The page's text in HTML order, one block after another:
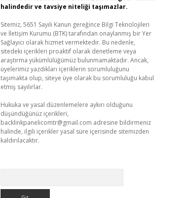
halindedir ve tavsiye niteliği taşımazlar.
Sitemiz, 5651 Sayılı Kanun gereğince Bilgi Teknolojileri
ve İletişim Kurumu (BTK) tarafından onaylanmış bir Yer
Sağlayıcı olarak hizmet vermektedir. Bu nedenle,
sitedeki içerikleri proaktif olarak denetleme veya
araştırma yükümlülüğümüz bulunmamaktadır. Ancak,
üyelerimiz yazdıkları içeriklerin sorumluluğunu
taşımakta olup, siteye üye olarak bu sorumluluğu kabul
etmiş sayılırlar.
Hukuka ve yasal düzenlemelere aykırı olduğunu
düşündüğünüz içerikleri,
backlinkpanelicomtr@gmail.com adresine bildirmeniz
halinde, ilgili içerikler yasal süre içerisinde sitemizden
kaldırılacaktır.